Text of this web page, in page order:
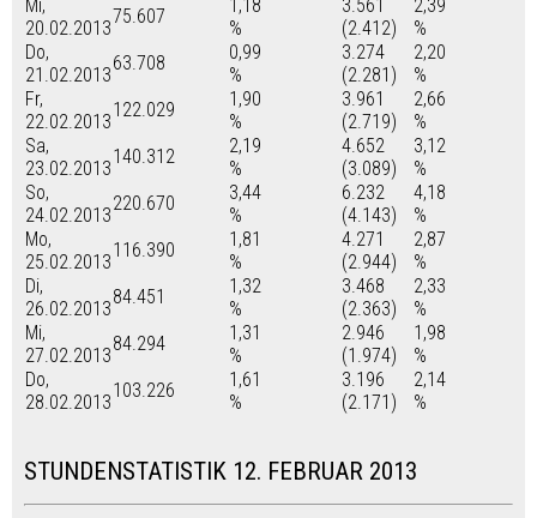
Mi,
20.02.2013
75.607
1,18
%
3.561
(2.412)
2,39
%
Do,
21.02.2013
63.708
0,99
%
3.274
(2.281)
2,20
%
Fr,
22.02.2013
122.029
1,90
%
3.961
(2.719)
2,66
%
Sa,
23.02.2013
140.312
2,19
%
4.652
(3.089)
3,12
%
So,
24.02.2013
220.670
3,44
%
6.232
(4.143)
4,18
%
Mo,
25.02.2013
116.390
1,81
%
4.271
(2.944)
2,87
%
Di,
26.02.2013
84.451
1,32
%
3.468
(2.363)
2,33
%
Mi,
27.02.2013
84.294
1,31
%
2.946
(1.974)
1,98
%
Do,
28.02.2013
103.226
1,61
%
3.196
(2.171)
2,14
%
STUNDENSTATISTIK 12. FEBRUAR 2013